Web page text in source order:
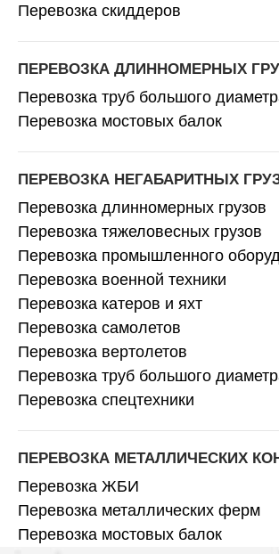
Перевозка скиддеров
ПЕРЕВОЗКА ДЛИННОМЕРНЫХ
Перевозка труб большого
Перевозка мостовых балок
ПЕРЕВОЗКА НЕГАБАРИТНЫХ
Перевозка длинномерных грузов
Перевозка тяжеловесных грузов
Перевозка промышленного
Перевозка военной техники
Перевозка катеров и яхт
Перевозка самолетов
Перевозка вертолетов
Перевозка труб большого
Перевозка спецтехники
ПЕРЕВОЗКА МЕТАЛЛИЧЕСКИХ
Перевозка ЖБИ
Перевозка металлических ферм
Перевозка мостовых балок